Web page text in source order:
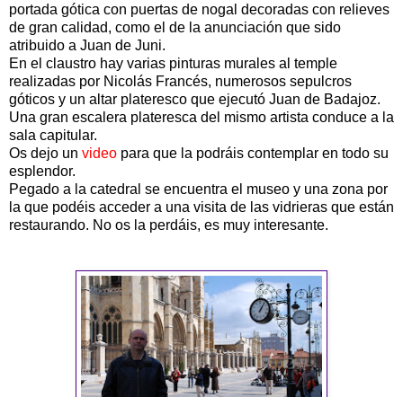
portada gótica con puertas de nogal decoradas con relieves
de gran calidad, como el de la anunciación que sido
atribuido a Juan de Juni.
En el claustro hay varias pinturas murales al temple
realizadas por Nicolás Francés, numerosos sepulcros
góticos y un altar plateresco que ejecutó Juan de Badajoz.
Una gran escalera plateresca del mismo artista conduce a la
sala capitular.
Os dejo un video para que la podráis contemplar en todo su
esplendor.
Pegado a la catedral se encuentra el museo y una zona por
la que podéis acceder a una visita de las vidrieras que están
restaurando. No os la perdáis, es muy interesante.